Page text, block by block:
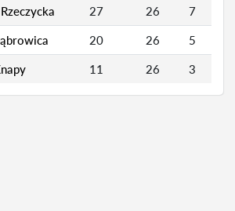
27 26 7
20 26 5
11 26 3